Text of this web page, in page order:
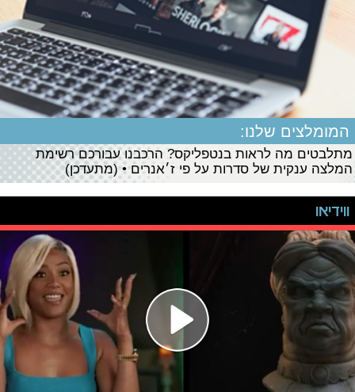
המומלצים שלנו:
מתלבטים מה לראות בנטפליקס? הרכבנו עבורכם רשימת
המלצה ענקית של סדרות על פי ז׳אנרים • (מתעדכן)
ווידיאו